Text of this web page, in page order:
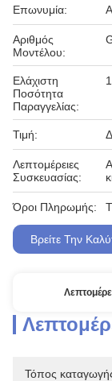
Επωνυμία:
Αριθμός
Μοντέλου:
Ελάχιστη
Ποσότητα
Παραγγελίας:
Τιμή:
Λεπτομέρειες
Συσκευασίας:
Όροι Πληρωμής:
Βρείτε Την
Τόπος